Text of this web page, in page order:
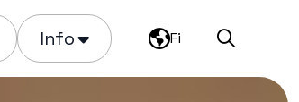
Info Fi Haku